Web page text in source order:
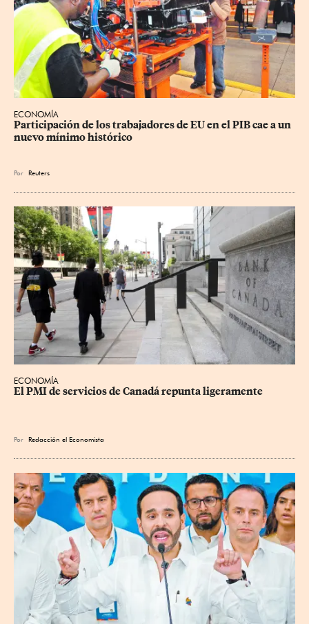
ECONOMÍA
Participación de los trabajadores de EU en el PIB cae a un
nuevo mínimo histórico
Por Reuters
ECONOMÍA
El PMI de servicios de Canadá repunta ligeramente
Por Redacción el Economista